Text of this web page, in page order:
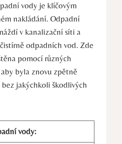
vody je klíčovým
nakládání. Odpadní
v kanalizační síti a
odpadních vod. Zde
pomocí různých
byla znovu zpětně
jakýchkoli škodlivých
vody: